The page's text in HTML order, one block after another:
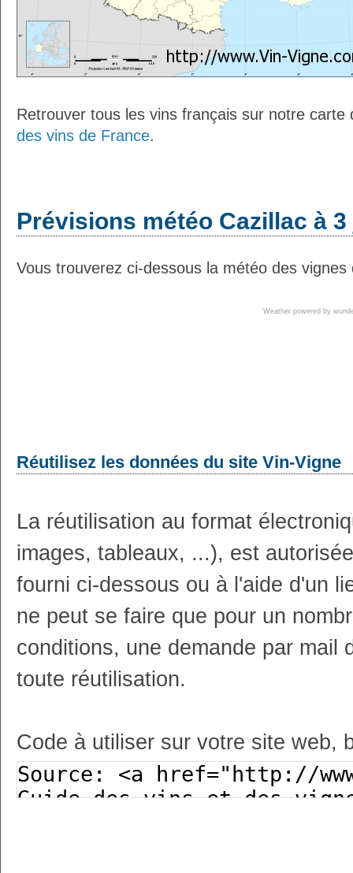
Retrouver tous les vins français sur notre
des vins de France.
Prévisions météo Cazillac à
Vous trouverez ci-dessous la météo des
Weather powered by
Réutilisez les données du site Vin-Vigne
La réutilisation au format
images, tableaux, ...), est
fourni ci-dessous ou à l'aide d'un
ne peut se faire que pour un
conditions, une demande par mail
toute réutilisation.
Code à utiliser sur votre site web,